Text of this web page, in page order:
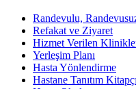
Randevulu,
Refakat ve Ziyaret
Hizmet Verilen
Yerleşim Planı
Hasta Yönlendirme
Hastane Tanıtım